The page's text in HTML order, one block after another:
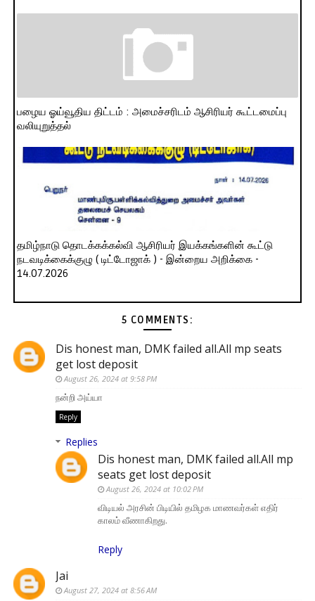
பழைய ஓய்வூதிய திட்டம் : அமைச்சரிடம் ஆசிரியர் கூட்டமைப்பு
வலியுறுத்தல்
தமிழ்நாடு தொடக்கக்கல்வி ஆசிரியர் இயக்கங்களின் கூட்டு
நடவடிக்கைக்குழு ( டிட்டோஜாக் ) - இன்றைய அறிக்கை -
14.07.2026
5 COMMENTS:
Dis honest man, DMK failed all.All mp seats
get lost deposit
August 26, 2024 at 9:58 PM
நன்றி அய்யா
Reply
Replies
Dis honest man, DMK failed all.All mp
seats get lost deposit
August 26, 2024 at 10:02 PM
விடியல் அரசின் பிடியில் தமிழக மாணவர்கள் எதிர்
காலம் வீணாகிறது.
Reply
Jai
August 27, 2024 at 8:56 AM